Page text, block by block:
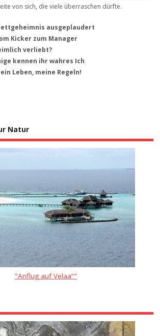
von sich, die viele überraschen dürfte.
ausgeplaudert
Kicker zum Manager
verliebt?
kennen ihr wahres Ich
Leben, meine Regeln!
Natur
"Anflug auf Velaa“"